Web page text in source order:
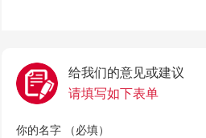
给我们的意见或建议
请填写如下表单
你的名字 （必填）